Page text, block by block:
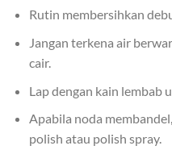
Rutin membersihkan
Jangan terkena air
cair.
Lap dengan kain lembab
Apabila noda
polish atau polish spray.